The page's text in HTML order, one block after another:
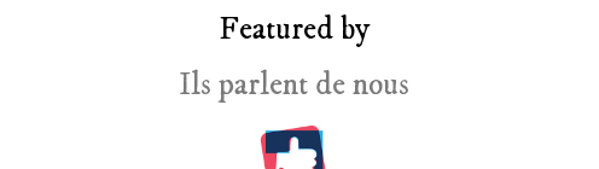
Featured by
Ils parlent de nous